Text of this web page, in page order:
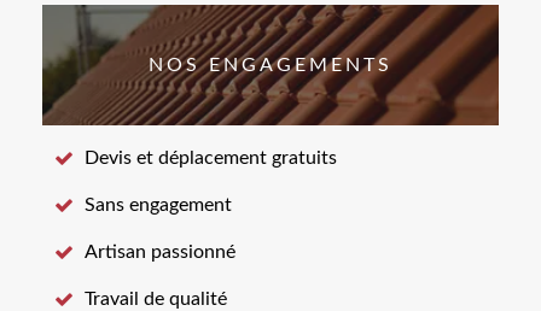
NOS ENGAGEMENTS
Devis et déplacement gratuits
Sans engagement
Artisan passionné
Travail de qualité